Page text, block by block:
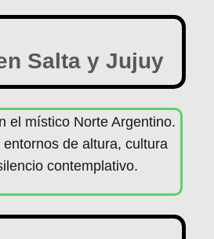
Salta y Jujuy
el místico Norte Argentino.
de altura, cultura
contemplativo.